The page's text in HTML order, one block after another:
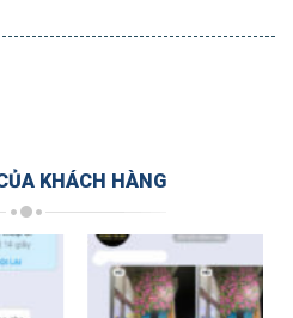
KHÁCH HÀNG